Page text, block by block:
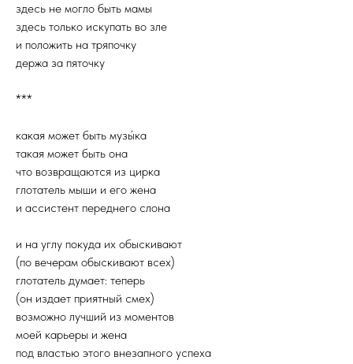
здесь не могло быть мамы
здесь только искупать во зле
и положить на тряпочку
держа за пяточку
***
какая может быть музы́ка
такая может быть она
что возвращаются из цирка
глотатель мыши и его жена
и ассистент переднего слона
и на углу покуда их обыскивают
(по вечерам обыскивают всех)
глотатель думает: теперь
(он издает приятный смех)
возможно лучший из моментов
моей карьеры и жена
под властью этого внезапного успеха